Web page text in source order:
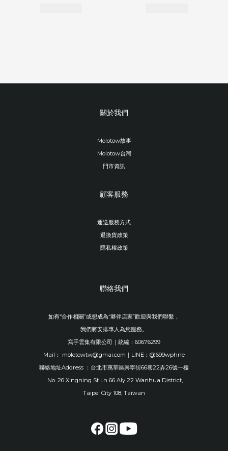
關於我們
Molotow故事
Molotow台灣
門市資訊
顧客服務
運送服務方式
退換貨政策
隱私權政策
聯絡我們
如有“合作相關”或想成為“夥伴店家”歡迎與我們聯繫，
我們將安排專人為您服務。
寫手雲集有限公司｜統編：60676299
Mail： molotowtw@gmai.com｜LINE：@699wphne
聯絡地址Address ：台北市萬華區興寧街66巷22弄26號一樓
No. 26 Xingning St Ln 66 Aly 22 Wanhua District,
Taipei City 108, Taiwan